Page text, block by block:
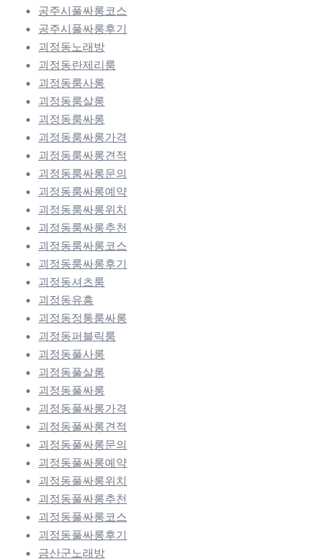
공주시풀싸롱코스
공주시풀싸롱후기
괴정동노래방
괴정동란제리룸
괴정동룸사롱
괴정동룸살롱
괴정동룸싸롱
괴정동룸싸롱가격
괴정동룸싸롱견적
괴정동룸싸롱문의
괴정동룸싸롱예약
괴정동룸싸롱위치
괴정동룸싸롱추천
괴정동룸싸롱코스
괴정동룸싸롱후기
괴정동셔츠룸
괴정동유흥
괴정동정통룸싸롱
괴정동퍼블릭룸
괴정동풀사롱
괴정동풀살롱
괴정동풀싸롱
괴정동풀싸롱가격
괴정동풀싸롱견적
괴정동풀싸롱문의
괴정동풀싸롱예약
괴정동풀싸롱위치
괴정동풀싸롱추천
괴정동풀싸롱코스
괴정동풀싸롱후기
금산군노래방